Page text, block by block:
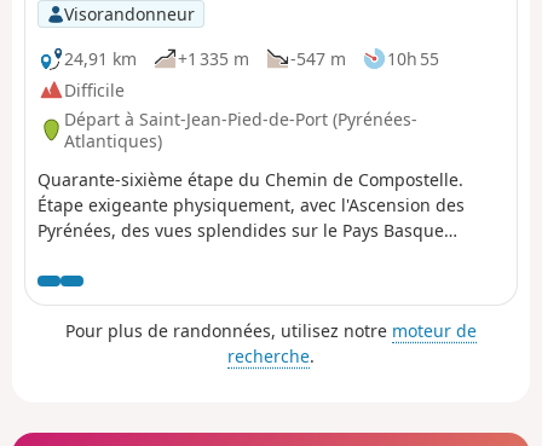
Visorandonneur
24,91 km
+1 335 m -547 m
10h 55
Difficile
Départ à Saint-Jean-Pied-de-Port (Pyrénées-
Atlantiques)
Quarante-sixième étape du Chemin de Compostelle.
Étape exigeante physiquement, avec l'Ascension des
Pyrénées, des vues splendides sur le Pays Basque
sensations aériennes, et excitation de passer en
Espagne. Après une bonne et longue descente, vous
arrivez au Monastère de Roncevaux. Vu l'altitude du
point d'arrivée et la fraicheur, j'ai préféré le dortoir du
ne sont plus les mêmes et les Pèlerins non plus. À partir
Pour plus de randonnées, utilisez notre moteur de
recherche.